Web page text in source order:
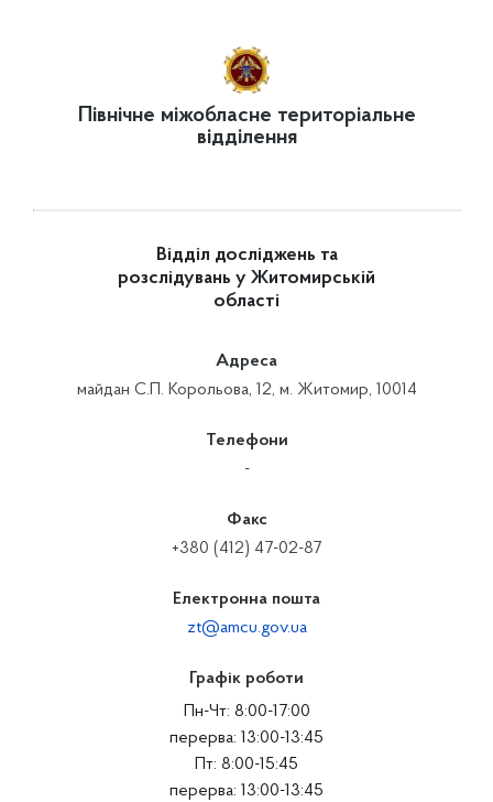
Північне міжобласне територіальне
відділення
Відділ досліджень та
розслідувань у Житомирській
області
Адреса
майдан С.П. Корольова, 12, м. Житомир, 10014
Телефони
-
Факс
+380 (412) 47-02-87
Електронна пошта
zt@amcu.gov.ua
Графік роботи
Пн-Чт: 8:00-17:00
перерва: 13:00-13:45
Пт: 8:00-15:45
перерва: 13:00-13:45